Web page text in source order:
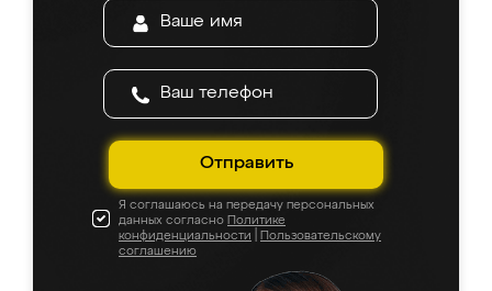
Отправить
Я соглашаюсь на передачу персональных
данных согласно Политике
конфиденциальности
Пользовательскому
соглашению